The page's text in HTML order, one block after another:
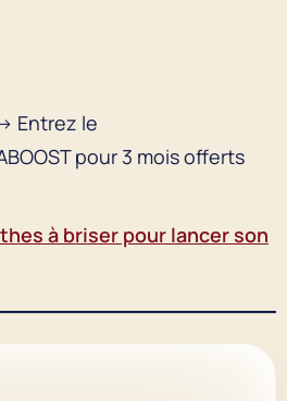
Entrez le
pour 3 mois offerts
à briser pour lancer son